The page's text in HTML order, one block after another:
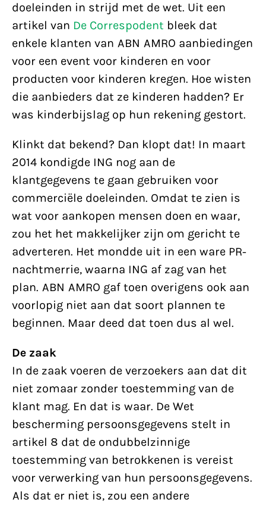
doeleinden in strijd met de wet. Uit een
artikel van De Correspodent bleek dat
enkele klanten van ABN AMRO aanbiedingen
voor een event voor kinderen en voor
producten voor kinderen kregen. Hoe wisten
die aanbieders dat ze kinderen hadden? Er
was kinderbijslag op hun rekening gestort.
Klinkt dat bekend? Dan klopt dat! In maart
2014 kondigde ING nog aan de
klantgegevens te gaan gebruiken voor
commerciële doeleinden. Omdat te zien is
wat voor aankopen mensen doen en waar,
zou het het makkelijker zijn om gericht te
adverteren. Het mondde uit in een ware PR-
nachtmerrie, waarna ING af zag van het
plan. ABN AMRO gaf toen overigens ook aan
voorlopig niet aan dat soort plannen te
beginnen. Maar deed dat toen dus al wel.
De zaak
In de zaak voeren de verzoekers aan dat dit
niet zomaar zonder toestemming van de
klant mag. En dat is waar. De Wet
bescherming persoonsgegevens stelt in
artikel 8 dat de ondubbelzinnige
toestemming van betrokkenen is vereist
voor verwerking van hun persoonsgegevens.
Als dat er niet is, zou een andere